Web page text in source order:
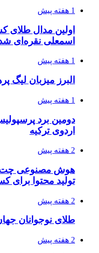
1 هفته پیش
اولین مدال طلای
اسمعلی نقره‌ای
1 هفته پیش
البرز میزبان لیگ
1 هفته پیش
دومین برد
اردوی ترکیه
2 هفته پیش
هوش مصنوعی چت
تولید محتوا برای
2 هفته پیش
طلای نوجوانان
2 هفته پیش